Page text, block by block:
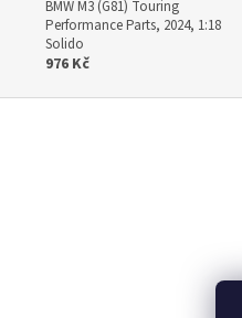
BMW M3 (G81) Touring
Performance Parts, 2024, 1:18
Solido
976 Kč